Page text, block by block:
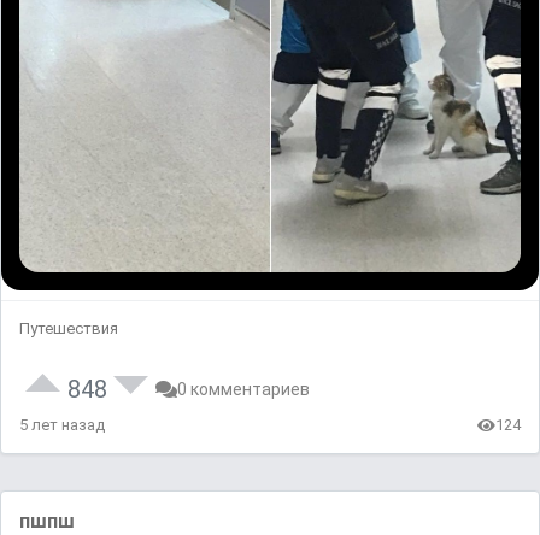
Путешествия
848 0 комментариев
5 лет назад 124
пшпш